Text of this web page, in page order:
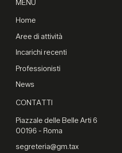
MENU
Home
Aree di attività
Incarichi recenti
Professionisti
News
CONTATTI
Piazzale delle Belle Arti 6
00196 - Roma
segreteria@gm.tax